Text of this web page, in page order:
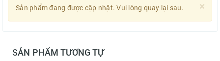
×
Sản phẩm đang được cập nhật. Vui lòng quay lại sau.
SẢN PHẨM TƯƠNG TỰ